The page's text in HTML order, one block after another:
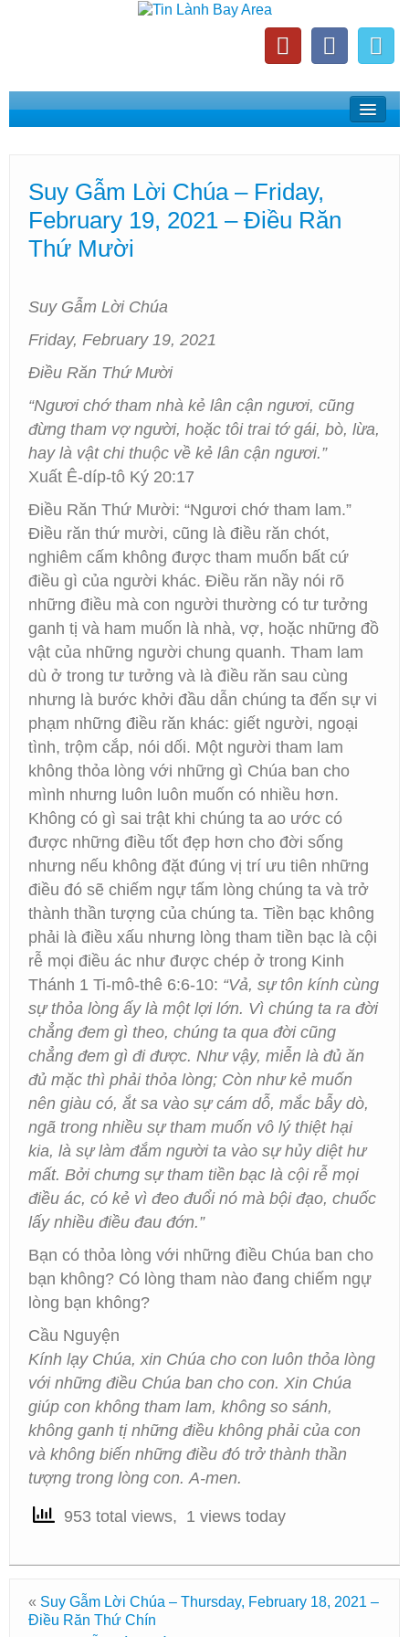
Home
Phát Thanh Tin Lành Bay Area
Các Hội Thánh Bắc California
Suy Gẫm Lời Chúa – Friday,
February 19, 2021 – Điều Răn
Thứ Mười
Suy Gẫm Lời Chúa
Friday, February 19, 2021
Điều Răn Thứ Mười
“Ngươi chớ tham nhà kẻ lân cận ngươi, cũng
đừng tham vợ người, hoặc tôi trai tớ gái, bò, lừa,
hay là vật chi thuộc về kẻ lân cận ngươi.”
Xuất Ê-díp-tô Ký 20:17
Điều Răn Thứ Mười: “Ngươi chớ tham lam.”
Điều răn thứ mười, cũng là điều răn chót,
nghiêm cấm không được tham muốn bất cứ
điều gì của người khác. Điều răn nầy nói rõ
những điều mà con người thường có tư tưởng
ganh tị và ham muốn là nhà, vợ, hoặc những đồ
vật của những người chung quanh. Tham lam
dù ở trong tư tưởng và là điều răn sau cùng
nhưng là bước khởi đầu dẫn chúng ta đến sự vi
phạm những điều răn khác: giết người, ngoại
tình, trộm cắp, nói dối. Một người tham lam
không thỏa lòng với những gì Chúa ban cho
mình nhưng luôn luôn muốn có nhiều hơn.
Không có gì sai trật khi chúng ta ao ước có
được những điều tốt đẹp hơn cho đời sống
nhưng nếu không đặt đúng vị trí ưu tiên những
điều đó sẽ chiếm ngự tấm lòng chúng ta và trở
thành thần tượng của chúng ta. Tiền bạc không
phải là điều xấu nhưng lòng tham tiền bạc là cội
rễ mọi điều ác như được chép ở trong Kinh
Thánh 1 Ti-mô-thê 6:6-10: “Vả, sự tôn kính cùng
sự thỏa lòng ấy là một lợi lớn. Vì chúng ta ra đời
chẳng đem gì theo, chúng ta qua đời cũng
chẳng đem gì đi được. Như vậy, miễn là đủ ăn
đủ mặc thì phải thỏa lòng; Còn như kẻ muốn
nên giàu có, ắt sa vào sự cám dỗ, mắc bẫy dò,
ngã trong nhiều sự tham muốn vô lý thiệt hại
kia, là sự làm đắm người ta vào sự hủy diệt hư
mất. Bởi chưng sự tham tiền bạc là cội rễ mọi
điều ác, có kẻ vì đeo đuổi nó mà bội đạo, chuốc
lấy nhiều điều đau đớn.”
Bạn có thỏa lòng với những điều Chúa ban cho
bạn không? Có lòng tham nào đang chiếm ngự
lòng bạn không?
Cầu Nguyện
Kính lạy Chúa, xin Chúa cho con luôn thỏa lòng
với những điều Chúa ban cho con. Xin Chúa
giúp con không tham lam, không so sánh,
không ganh tị những điều không phải của con
và không biến những điều đó trở thành thần
tượng trong lòng con. A-men.
953 total views, 1 views today
« Suy Gẫm Lời Chúa – Thursday, February 18, 2021 –
Điều Răn Thứ Chín